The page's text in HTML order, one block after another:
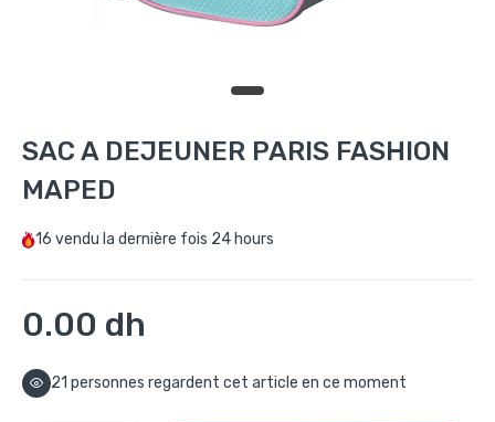
SAC A DEJEUNER PARIS FASHION
MAPED
16 vendu la dernière fois 24 hours
0.00 dh
21 personnes regardent cet article en ce moment